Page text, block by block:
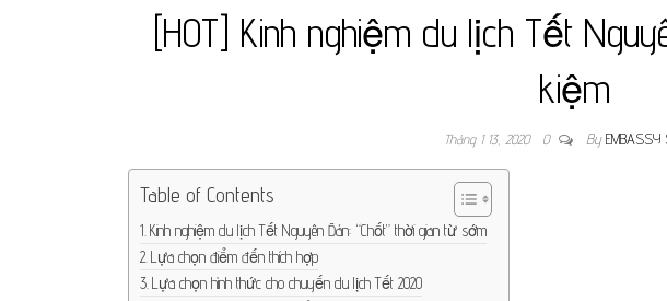
[HOT] Kinh nghiệm du lịch Tết
kiệm
Tháng 1 13, 2020 0 By EMBASSY
Table of Contents
Kinh nghiệm du lịch Tết Nguyên Đán: “Chốt” thời gian từ sớm
Lựa chọn điểm đến thích hợp
Lựa chọn hình thức cho chuyến du lịch Tết 2020